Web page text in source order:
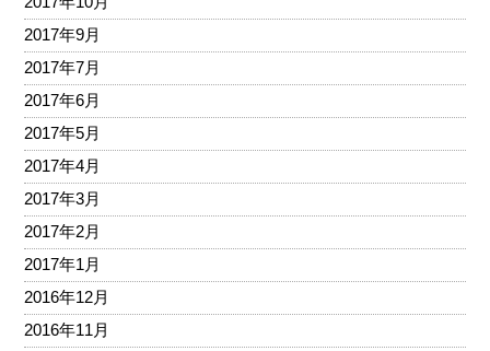
2017年9月
2017年7月
2017年6月
2017年5月
2017年4月
2017年3月
2017年2月
2017年1月
2016年12月
2016年11月